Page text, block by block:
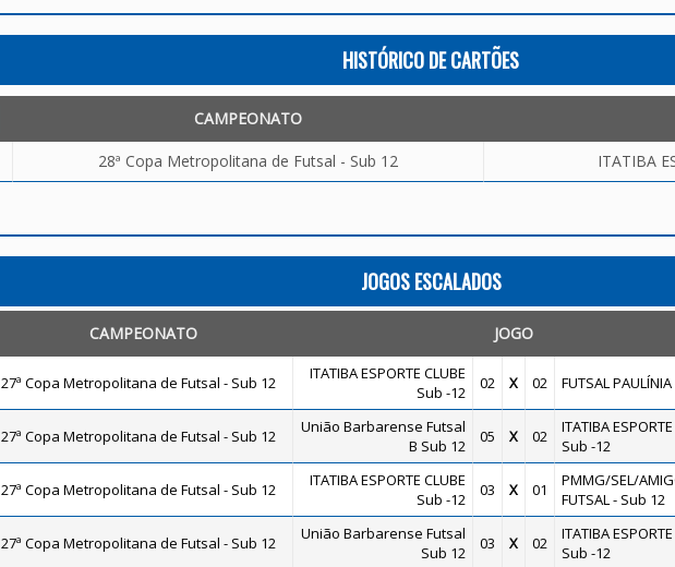
HISTÓRICO DE CARTÕES
CAMPEONATO
28ª Copa Metropolitana de Futsal - Sub 12 ITATIBA
JOGOS ESCALADOS
CAMPEONATO JOGO
27ª Copa Metropolitana de Futsal - Sub 12
ITATIBA ESPORTE CLUBE
Sub -12
02 X 02 FUTSAL
27ª Copa Metropolitana de Futsal - Sub 12
União Barbarense Futsal
B Sub 12
05 X 02
ITATIBA
Sub -12
27ª Copa Metropolitana de Futsal - Sub 12
ITATIBA ESPORTE CLUBE
Sub -12
03 X 01
PMMG/SEL/
FUTSAL - Sub 12
27ª Copa Metropolitana de Futsal - Sub 12
União Barbarense Futsal
Sub 12
03 X 02
ITATIBA
Sub -12